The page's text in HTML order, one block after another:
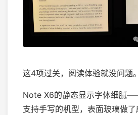
这4项过关，阅读体验就没问题。
Note X6的静态显示字体细腻
支持手写的机型，表面玻璃做